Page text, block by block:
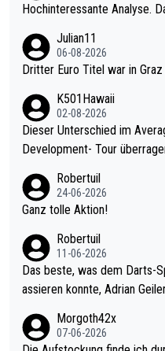
Hochinteressante Analyse.
Julian11
06-08-2026
Dritter Euro Titel war in
K501Hawaii
02-08-2026
Dieser Unterschied im Average ist
Development- Tour
mal 40+ erst recht. Da gewinnst keinen Blumentopf - ist ja noc
h krasser wie ein Pokalspiel eines Kreisligisten vs einem Bund
Robertuil
24-06-2026
Ganz tolle Aktion!
Robertuil
11-06-2026
Das beste, was dem Darts-
assieren konnte, Adrian
Morgoth42x
07-06-2026